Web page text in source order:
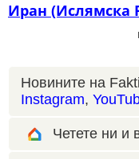
Иран (Ислямска
Новините на
Instagram,
Четете ни и